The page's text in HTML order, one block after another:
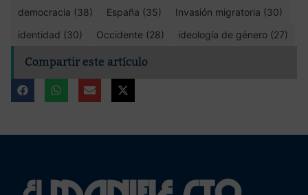
democracia (38)
España (35)
Invasión migratoria (30)
identidad (30)
Occidente (28) ideología de género (27)
Compartir este artículo